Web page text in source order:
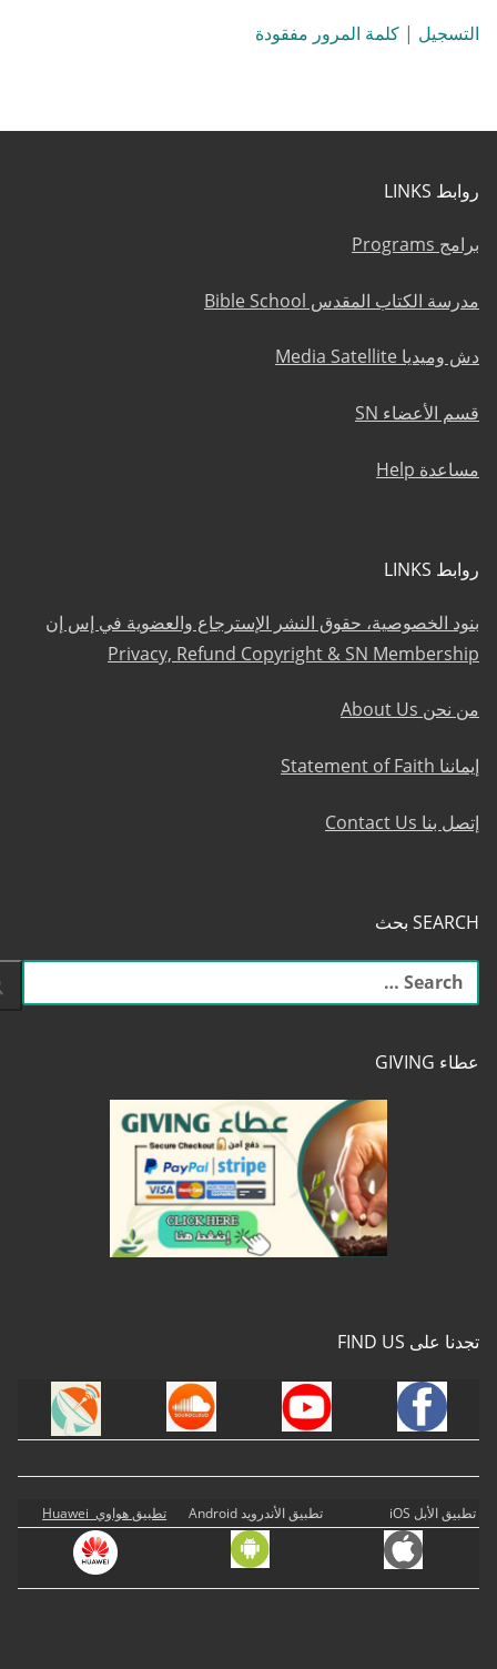
التسجيل | كلمة المرور مفقودة
روابط LINKS
برامج Programs
مدرسة الكتاب المقدس Bible School
دش وميديا Media Satellite
قسم الأعضاء SN
مساعدة Help
روابط LINKS
بنود الخصوصية، حقوق النشر الإسترجاع والعضوية في إس إن
Privacy, Refund Copyright & SN Membership
من نحن About Us
إيماننا Statement of Faith
إتصل بنا Contact Us
SEARCH بحث
البحث
عن:
عطاء GIVING
تجدنا على FIND US
تطبيق الأبل iOS تطبيق الأندرويد Android تطبيق هواوي Huawei